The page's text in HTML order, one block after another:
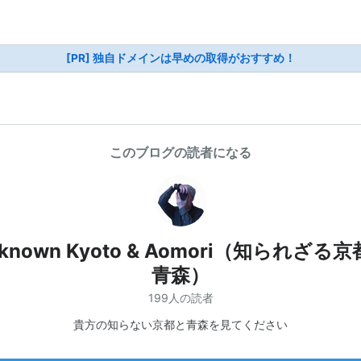
[PR] 独自ドメインは早めの取得がおすすめ！
このブログの読者になる
Kyoto & Aomori（知られざる京
青森）
199人の読者
貴方の知らない京都と青森を見てください